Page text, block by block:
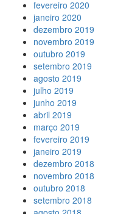
fevereiro 2020
janeiro 2020
dezembro 2019
novembro 2019
outubro 2019
setembro 2019
agosto 2019
julho 2019
junho 2019
abril 2019
março 2019
fevereiro 2019
janeiro 2019
dezembro 2018
novembro 2018
outubro 2018
setembro 2018